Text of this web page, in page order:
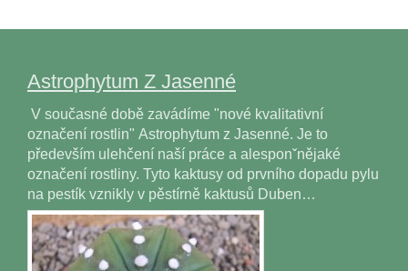
Astrophytum Z Jasenné
V současné době zavádíme "nové kvalitativní
označení rostlin" Astrophytum z Jasenné. Je to
především ulehčení naší práce a alesponˇnějaké
označení rostliny. Tyto kaktusy od prvního dopadu pylu
na pestík vznikly v pěstírně kaktusů Duben…